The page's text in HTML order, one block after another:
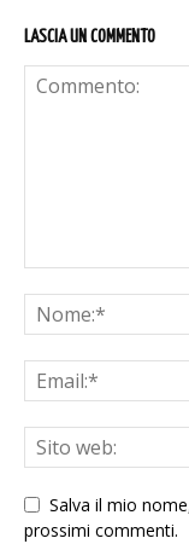
LASCIA UN COMMENTO
Salva il mio
prossimi commenti.